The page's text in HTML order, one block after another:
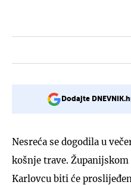
Dodajte
Nesreća se dogodila u
košnje trave.
Karlovcu biti će